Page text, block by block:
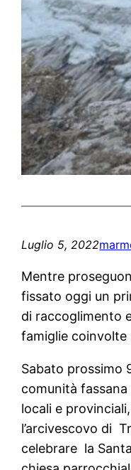
Luglio 5, 2022
Mentre
fissato oggi un
di raccoglimento
famiglie coinvolte
Sabato prossimo
comunità fassana
locali e
l’arcivescovo di
celebrare la